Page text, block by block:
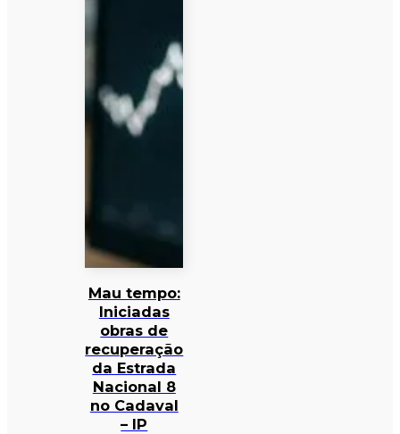
Mau tempo:
Iniciadas
obras de
recuperação
da Estrada
Nacional 8
no Cadaval
– IP